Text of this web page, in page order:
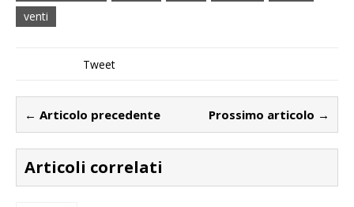
venti
Tweet
← Articolo precedente Prossimo articolo →
Articoli correlati